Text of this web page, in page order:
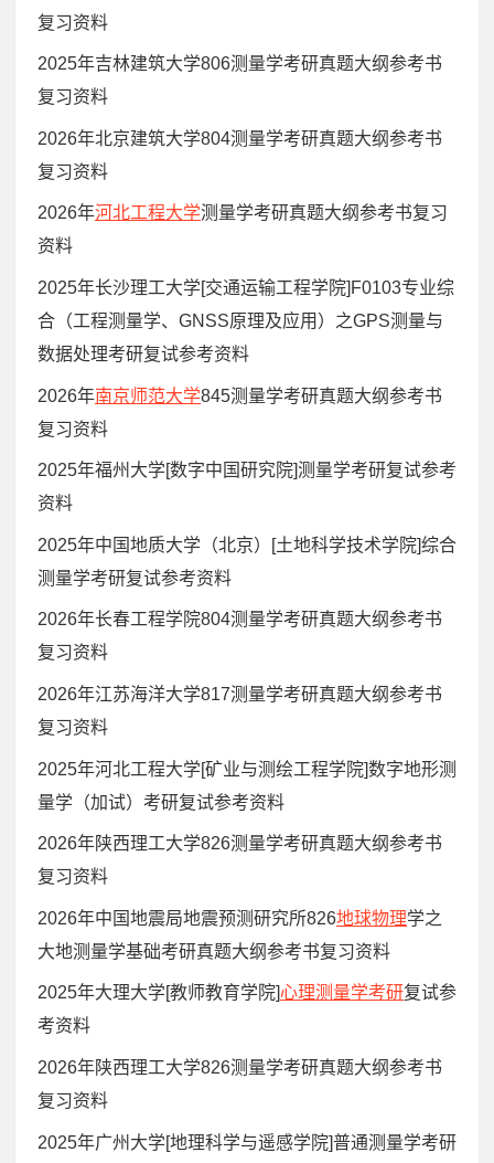
复习资料
2025年吉林建筑大学806测量学考研真题大纲参考书
复习资料
2026年北京建筑大学804测量学考研真题大纲参考书
复习资料
2026年河北工程大学测量学考研真题大纲参考书复习
资料
2025年长沙理工大学[交通运输工程学院]F0103专业综
合（工程测量学、GNSS原理及应用）之GPS测量与
数据处理考研复试参考资料
2026年南京师范大学845测量学考研真题大纲参考书
复习资料
2025年福州大学[数字中国研究院]测量学考研复试参考
资料
2025年中国地质大学（北京）[土地科学技术学院]综合
测量学考研复试参考资料
2026年长春工程学院804测量学考研真题大纲参考书
复习资料
2026年江苏海洋大学817测量学考研真题大纲参考书
复习资料
2025年河北工程大学[矿业与测绘工程学院]数字地形测
量学（加试）考研复试参考资料
2026年陕西理工大学826测量学考研真题大纲参考书
复习资料
2026年中国地震局地震预测研究所826地球物理学之
大地测量学基础考研真题大纲参考书复习资料
2025年大理大学[教师教育学院]心理测量学考研复试参
考资料
2026年陕西理工大学826测量学考研真题大纲参考书
复习资料
2025年广州大学[地理科学与遥感学院]普通测量学考研